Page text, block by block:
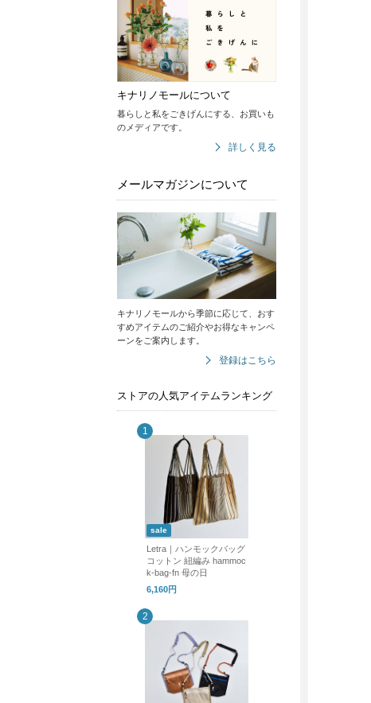
キナリノモールについて
暮らしと私をごきげんにする、お買いも
のメディアです。
詳しく見る
メールマガジンについて
キナリノモールから季節に応じて、おす
すめアイテムのご紹介やお得なキャンペ
ーンをご案内します。
登録はこちら
ストアの人気アイテムランキング
sale
Letra｜ハンモックバッグ
コットン 紐編み hammoc
k-bag-fn 母の日
6,160円